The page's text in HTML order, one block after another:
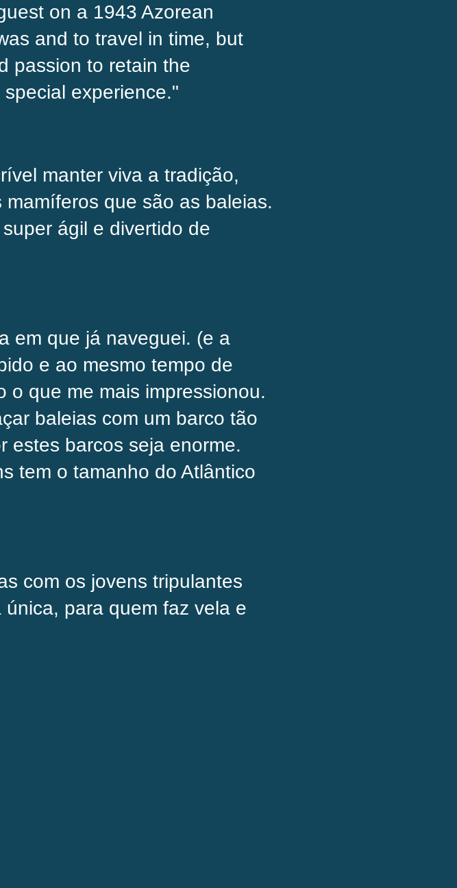
on a 1943 Azorean
and to travel in time, but
passion to retain the
experience."
manter viva a tradição,
que são as baleias.
ágil e divertido de
em que já naveguei. (e a
e ao mesmo tempo de
o que me mais impressionou.
baleias com um barco tão
barcos seja enorme.
tem o tamanho do Atlântico
com os jovens tripulantes
para quem faz vela e